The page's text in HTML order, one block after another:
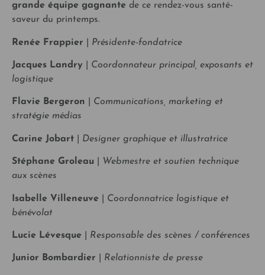
grande équipe gagnante de ce rendez-vous santé-
saveur du printemps.
Renée Frappier Présidente-fondatrice
Jacques Landry
Coordonnateur principal, exposants et
logistique
Flavie Bergeron
Communications, marketing et
stratégie médias
Carine Jobart Designer graphique et illustratrice
Stéphane Groleau
Webmestre et soutien technique
aux scènes
Isabelle Villeneuve
Coordonnatrice logistique et
bénévolat
Lucie Lévesque Responsable des scènes / conférences
Junior Bombardier Relationniste de presse